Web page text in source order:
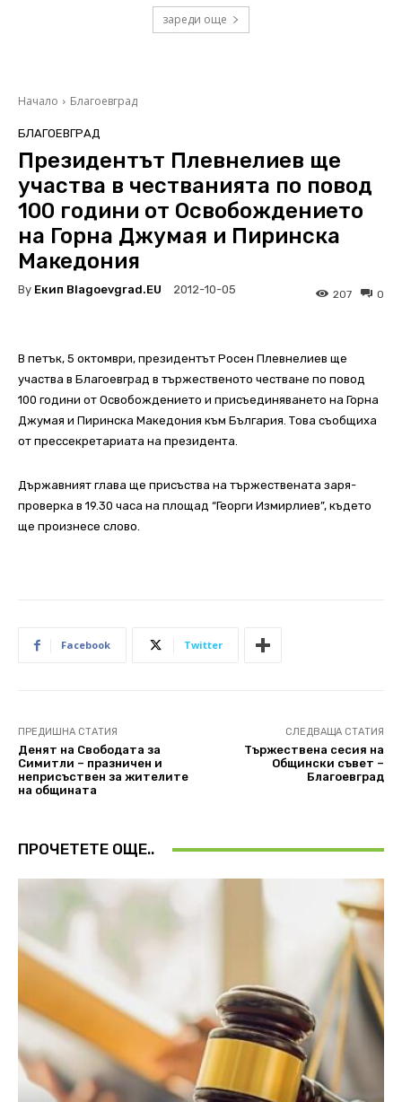
зареди още